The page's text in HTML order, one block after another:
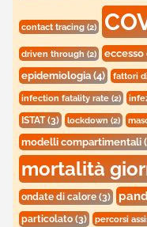
contact tracing(2)
driven through(2)
epidemiologia(4) fattori
infection fatality rate(2)
ISTAT(3) lockdown(2)
modelli compartimentali
mortalità
ondate di calore(3)
particolato(3) percorsi